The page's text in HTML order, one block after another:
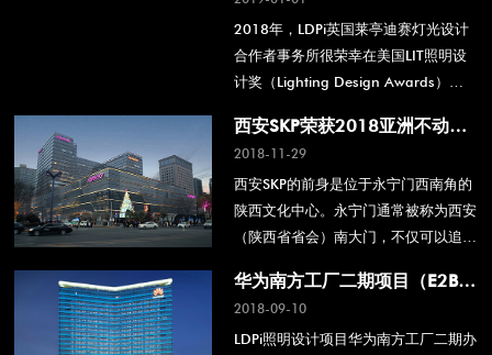
2018年，LDPi英国莱亭迪赛灯光设计
合作者事务所很荣幸在美国LIT照明设
计奖（Lighting Design Awards）
西安SKP荣获2018亚洲不动产
2018-11-29
西安SKP的前身是位于永宁门西南角的
陕西文化中心。永宁门通常被称为西安
（陕西省省会）南大门，不仅可以追溯
代丝绸之路的起点。
华为南方工厂二期项目（E2B）
2018-09-10
LDPi照明设计项目华为南方工厂二期办